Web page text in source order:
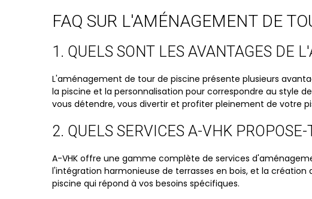
FAQ SUR L'AMÉNAGEMENT DE
1. QUELS SONT LES AVANTAGES DE
L'aménagement de tour de piscine présente plusieurs
la piscine et la personnalisation pour correspondre au style
vous détendre, vous divertir et profiter pleinement de votre
2. QUELS SERVICES A-VHK
A-VHK offre une gamme complète de services
l'intégration harmonieuse de terrasses en bois, et la
piscine qui répond à vos besoins spécifiques.